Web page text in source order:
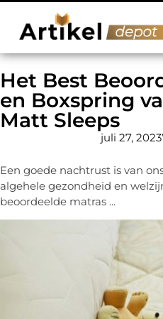
Het Best
en Boxspring
Matt Sleeps
juli 27, 2023
Een goede nachtrust is van
algehele gezondheid en
beoordeelde matras ...